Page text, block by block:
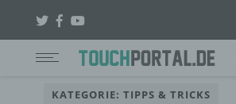
KATEGORIE: TIPPS & TRICKS